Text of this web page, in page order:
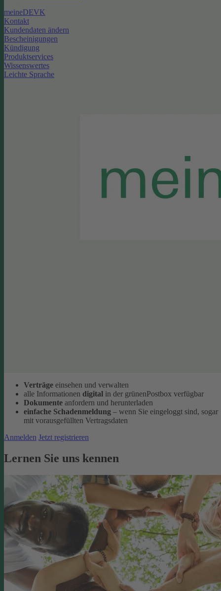
meineDEVK
Kontakt
Kundendaten ändern
Bescheinigungen
Kündigung
Produktservices
Wissenswertes
Leichte Sprache
Verträge einsehen und verwalten
alle Informationen digital in der grünenPostbox verfügbar
Dokumente anfordern und herunterladen
einfache Schadenmeldung – wenn Sie eingeloggt sind, sogar
mit vorausgefüllten Vertragsdaten
Anmelden Jetzt registrieren
Lernen Sie uns kennen